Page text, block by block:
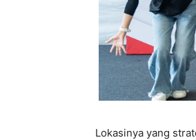
Lokasinya yang